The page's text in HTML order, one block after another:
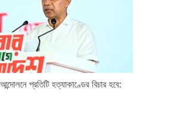
প্রতিটি হত্যাকাণ্ডের বিচার হবে: